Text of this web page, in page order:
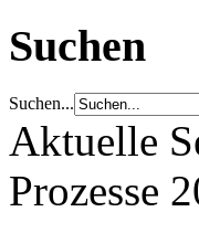
Suchen
Suchen...
Aktuelle
Prozesse